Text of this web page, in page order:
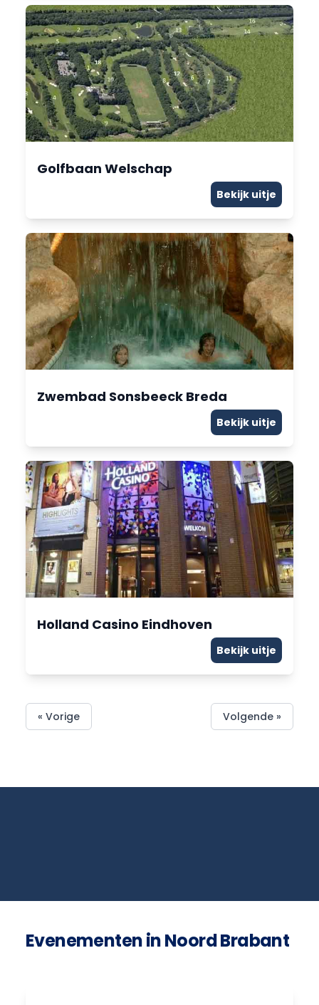
Golfbaan Welschap
Bekijk uitje
Zwembad Sonsbeeck Breda
Bekijk uitje
Holland Casino Eindhoven
Bekijk uitje
« Vorige Volgende »
Evenementen in Noord Brabant